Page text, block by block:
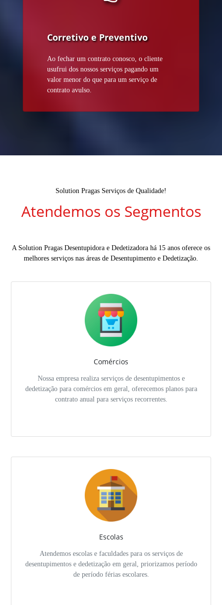
Corretivo e Preventivo
Ao fechar um contrato conosco, o cliente
usufrui dos nossos serviços pagando um
valor menor do que para um serviço de
contrato avulso.
Solution Pragas Serviços de Qualidade!
Atendemos os Segmentos
A Solution Pragas Desentupidora e Dedetizadora há 15 anos oferece os
melhores serviços nas áreas de Desentupimento e Dedetização.
Comércios
Nossa empresa realiza serviços de desentupimentos e
dedetização para comércios em geral, oferecemos planos para
contrato anual para serviços recorrentes.
Escolas
Atendemos escolas e faculdades para os serviços de
desentupimentos e dedetização em geral, priorizamos período
de período férias escolares.